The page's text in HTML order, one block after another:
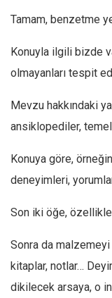
Tamam, benzetme
Konuyla ilgili bizde
olmayanları tespit
Mevzu hakkındaki
ansiklopediler,
Konuya göre,
deneyimleri,
Son iki öğe,
Sonra da
kitaplar, notlar…
dikilecek arsaya, o